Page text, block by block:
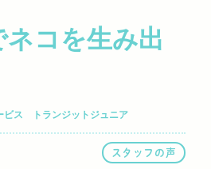
ネコを生み出
ビス トランジットジュニア
スタッフの声